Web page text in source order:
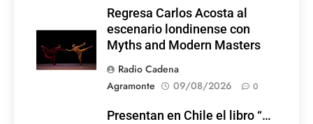
Regresa Carlos Acosta al
escenario londinense con
Myths and Modern Masters
Radio Cadena
Agramonte
09/08/2026 0
Presentan en Chile el libro “…